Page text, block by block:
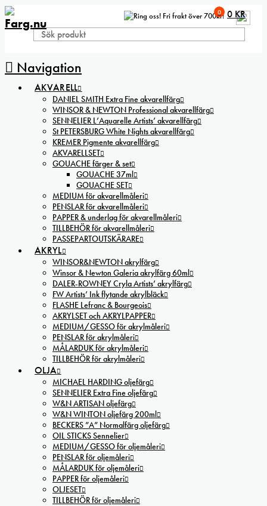
Fri frakt över 700kr!
Navigation
0 0 KR
AKVARELL
DANIEL SMITH Extra Fine akvarellfärg
WINSOR & NEWTON Professional akvarellfärg
SENNELIER L’Aquarelle Artists’ akvarellfärg
St PETERSBURG White Nights akvarellfärg
KREMER Pigmente akvarellfärg
AKVARELLSET
GOUACHE färger & set
GOUACHE 37ml
GOUACHE SET
MEDIUM för akvarellmåleri
PENSLAR för akvarellmåleri
PAPPER & underlag för akvarellmåleri
TILLBEHÖR för akvarellmåleri
PASSEPARTOUTSKÄRARE
AKRYL
WINSOR&NEWTON akrylfärg
Winsor & Newton Galeria akrylfärg 60ml
DALER-ROWNEY Cryla Artists’ akrylfärg
FW Artists’ Ink flytande akrylbläck
FLASHE Lefranc & Bourgeois
AKRYLSET och AKRYLPAPPER
MEDIUM/GESSO för akrylmåleri
PENSLAR för akrylmåleri
MÅLARDUK för akrylmåleri
TILLBEHÖR för akrylmåleri
OLJA
MICHAEL HARDING oljefärg
SENNELIER Extra Fine oljefärg
W&N ARTISAN oljefärg
W&N WINTON oljefärg 200ml
BECKERS ”A” Normalfärg oljefärg
OIL STICKS Sennelier
MEDIUM/GESSO för oljemåleri
PENSLAR för oljemåleri
MÅLARDUK för oljemåleri
PAPPER för oljemåleri
OLJESET
TILLBEHÖR för oljemåleri